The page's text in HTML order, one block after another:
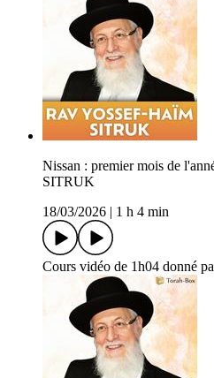
Nissan : premier mois de
SITRUK
18/03/2026
1 h 4 min
Cours vidéo de 1h04 donné